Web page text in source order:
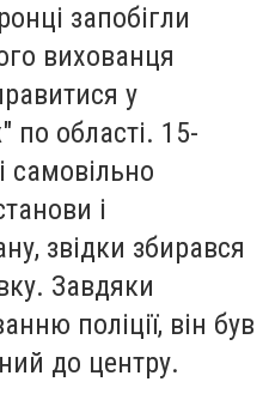
запобігли
вихованця
у
по області. 15-
самовільно
і
звідки збирався
Завдяки
поліції, він був
до центру.